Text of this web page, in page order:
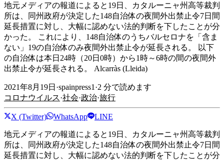
地元メディアの報道によると19日、カタルーニャ州高等裁判
所は、同州政府が決定した148自治体の夜間外出禁止令7日間
延長措置に対し、大幅に認めない法的判断を下したことが分
かった。 これにより、148自治体のうちバルセロナを「含ま
ない」19の自治体のみ夜間外出禁止令が延長される。 以下
の自治体は本日24時（20日0時）から1時～6時の間の夜間外
出禁止令が延長される。 Alcarràs (Lleida)
2021年8月19日 ·spainpress1 ·2 分で読めます
コロナウイルス·社会·政治·旅行
X (Twitter) WhatsApp LINE
地元メディアの報道によると19日、カタルーニャ州高等裁判
所は、同州政府が決定した148自治体の夜間外出禁止令7日間
延長措置に対し、大幅に認めない法的判断を下したことが分